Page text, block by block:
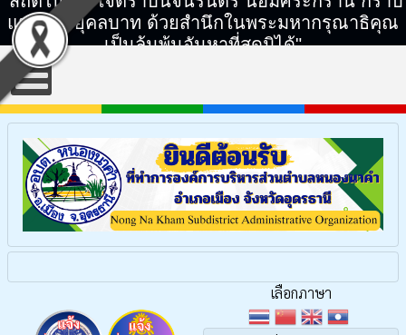
แทบพระยุคลบาท ด้วยสำนึกในพระมหากรุณาธิคุณ
เป็นล้นพ้นอันหาที่สุดมิได้"
เลือกภาษา